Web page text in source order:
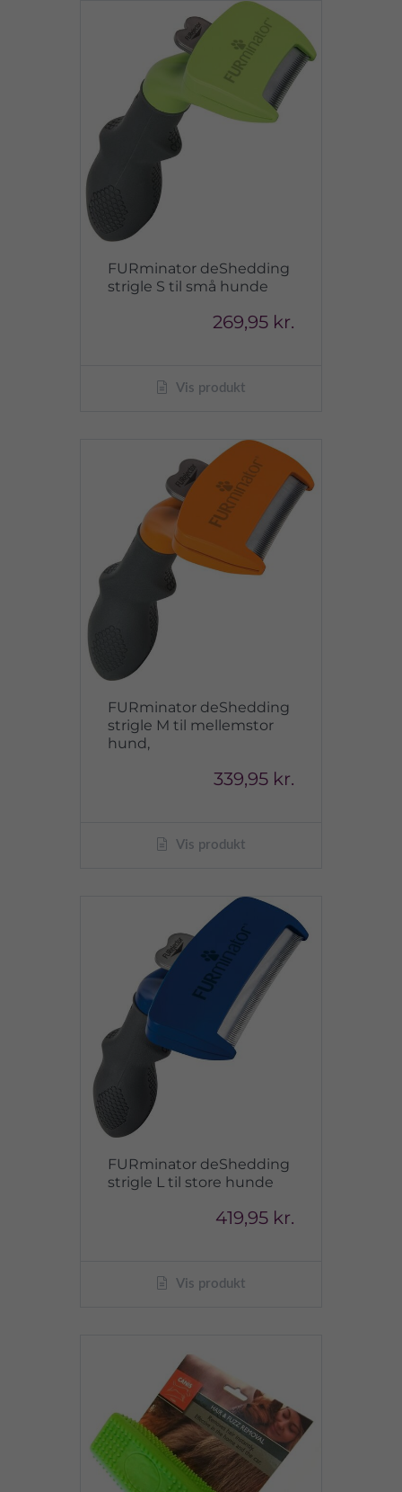
FURminator deShedding
strigle S til små hunde
269,95 kr.
Vis produkt
FURminator deShedding
strigle M til mellemstor
hund,
339,95 kr.
Vis produkt
FURminator deShedding
strigle L til store hunde
419,95 kr.
Vis produkt